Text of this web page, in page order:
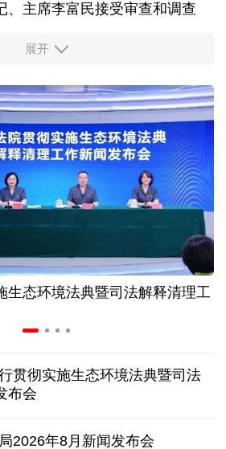
、主席李富民接受审查和调查
，看中国制造惠及全球
人账户里的钱如何用在刀刃上
" 警惕暑假期间网络消费陷阱
亿 已连续30天单日票房破亿
的保障 这份收入险"新"在哪里
" 成了"数字牛皮癣" 专家建议
首日入境检查约200人
克兰无人机并对乌发动空袭
展开
生态环境法典暨司法解释清理工
贯彻实施生态环境法典暨司法
布会
2026年8月新闻发布会